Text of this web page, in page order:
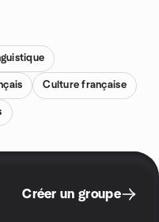
Culture française
Créer un groupe